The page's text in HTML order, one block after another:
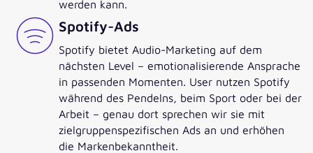
werden kann.
Spotify-Ads
Spotify bietet Audio-Marketing auf dem
nächsten Level – emotionalisierende Ansprache
in passenden Momenten. User nutzen Spotify
während des Pendelns, beim Sport oder bei der
Arbeit – genau dort sprechen wir sie mit
zielgruppenspezifischen Ads an und erhöhen
die Markenbekanntheit.